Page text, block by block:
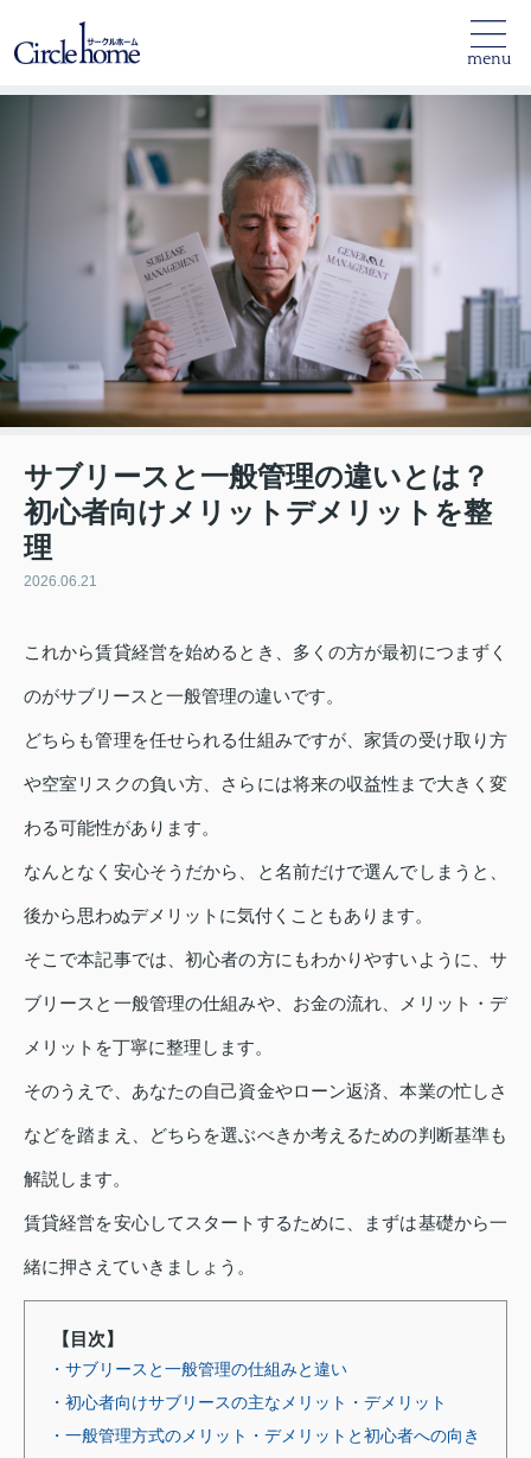
menu
サブリースと一般管理の違いとは？
初心者向けメリットデメリットを整
理
2026.06.21
これから賃貸経営を始めるとき、多くの方が最初につまずく
のがサブリースと一般管理の違いです。
どちらも管理を任せられる仕組みですが、家賃の受け取り方
や空室リスクの負い方、さらには将来の収益性まで大きく変
わる可能性があります。
なんとなく安心そうだから、と名前だけで選んでしまうと、
後から思わぬデメリットに気付くこともあります。
そこで本記事では、初心者の方にもわかりやすいように、サ
ブリースと一般管理の仕組みや、お金の流れ、メリット・デ
メリットを丁寧に整理します。
そのうえで、あなたの自己資金やローン返済、本業の忙しさ
などを踏まえ、どちらを選ぶべきか考えるための判断基準も
解説します。
賃貸経営を安心してスタートするために、まずは基礎から一
緒に押さえていきましょう。
【目次】
・サブリースと一般管理の仕組みと違い
・初心者向けサブリースの主なメリット・デメリット
・一般管理方式のメリット・デメリットと初心者への向き